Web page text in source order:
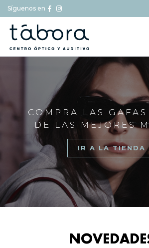
Síguenos en
COMPRA LAS GAFAS
DE LAS MEJORES
IR A LA TIENDA